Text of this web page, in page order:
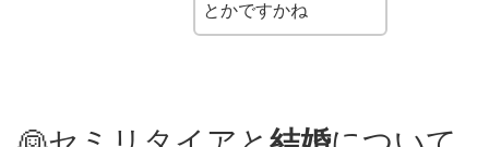
とかですかね